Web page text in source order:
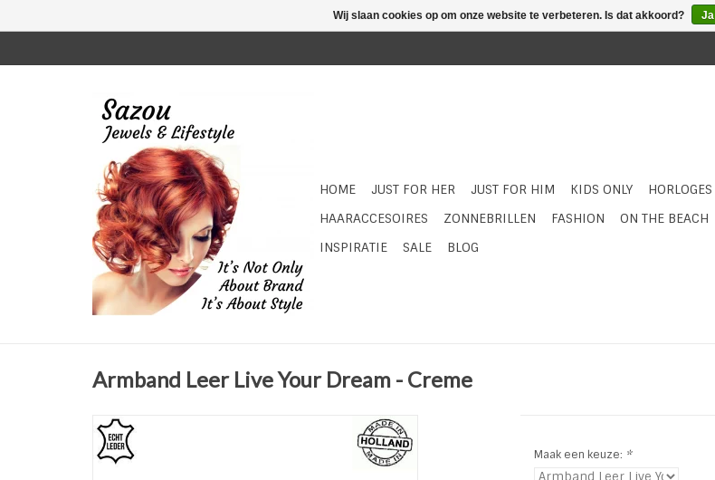
HOME JUST FOR HER JUST FOR HIM KIDS ONLY HORLOGES
HAARACCESOIRES
ZONNEBRILLEN FASHION ON THE BEACH
INSPIRATIE
SALE BLOG
Armband Leer Live Your Dream - Creme
Maak een keuze: *
Wij slaan cookies op om onze website te verbeteren. Is dat akkoord? Ja